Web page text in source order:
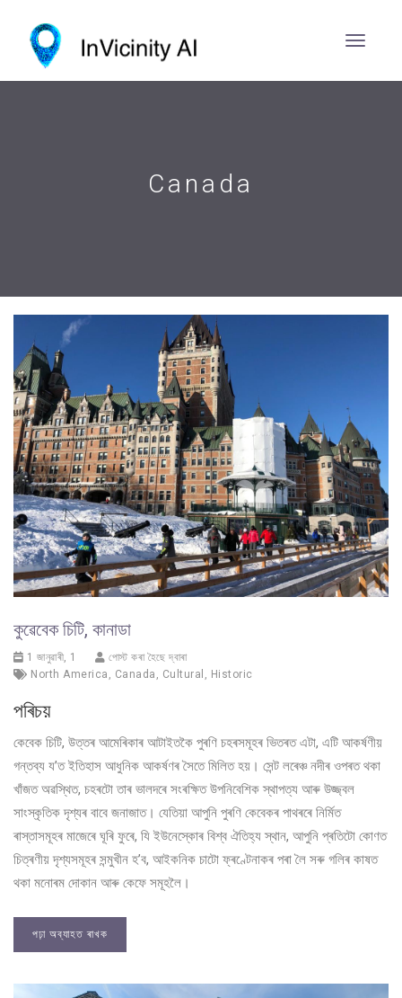
Canada
কুৱেবেক চিটি, কানাডা
1 জানুৱাৰী, 1
পোস্ট কৰা হৈছে দ্বাৰা
North America
Canada Cultural Historic
পৰিচয়
কেবেক চিটি, উত্তৰ আমেৰিকাৰ আটাইতকৈ পুৰণি চহৰসমূহৰ ভিতৰত এটা, এটি আকৰ্ষণীয়
গন্তব্য য’ত ইতিহাস আধুনিক আকৰ্ষণৰ সৈতে মিলিত হয়। সেন্ট লৰেঞ্চ নদীৰ ওপৰত থকা
খাঁজত অৱস্থিত, চহৰটো তাৰ ভালদৰে সংৰক্ষিত উপনিবেশিক স্থাপত্য আৰু উজ্জ্বল
সাংস্কৃতিক দৃশ্যৰ বাবে জনাজাত। যেতিয়া আপুনি পুৰণি কেবেকৰ পাথৰৰে নিৰ্মিত
ৰাস্তাসমূহৰ মাজেৰে ঘূৰি ফুৰে, যি ইউনেস্কোৰ বিশ্ব ঐতিহ্য স্থান, আপুনি প্ৰতিটো কোণত
চিত্ৰণীয় দৃশ্যসমূহৰ সন্মুখীন হ’ব, আইকনিক চাটো ফ্ৰণ্টেনাকৰ পৰা লৈ সৰু গলিৰ কাষত
থকা মনোৰম দোকান আৰু কেফে সমূহলৈ।
পঢ়া অব্যাহত ৰাখক